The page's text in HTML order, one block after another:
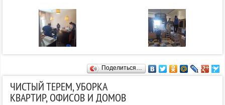
Поделиться…
ЧИСТЫЙ ТЕРЕМ, УБОРКА
КВАРТИР, ОФИСОВ И ДОМОВ